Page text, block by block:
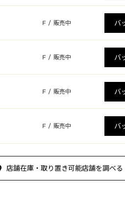
F / 販売中 バ
F / 販売中 バ
F / 販売中 バ
F / 販売中 バ
店舗在庫・取り置き可能店舗を調べる